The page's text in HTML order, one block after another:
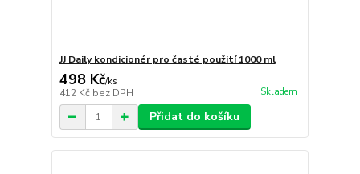
JJ Daily kondicionér pro časté použití 1000 ml
498 Kč/ks
412 Kč bez DPH Skladem
Přidat do košíku